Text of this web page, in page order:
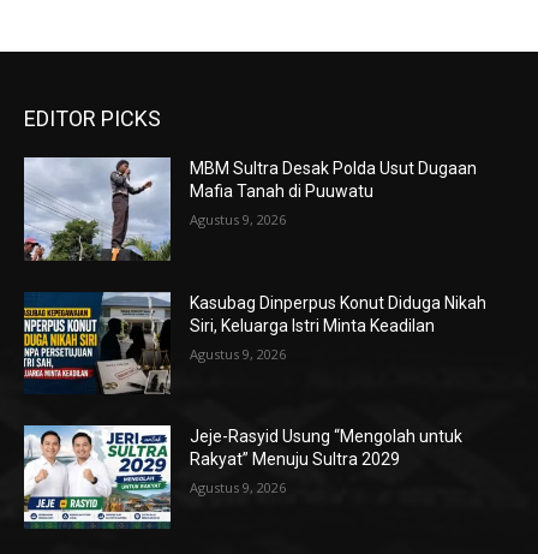
EDITOR PICKS
MBM Sultra Desak Polda Usut Dugaan
Mafia Tanah di Puuwatu
Agustus 9, 2026
Kasubag Dinperpus Konut Diduga Nikah
Siri, Keluarga Istri Minta Keadilan
Agustus 9, 2026
Jeje-Rasyid Usung “Mengolah untuk
Rakyat” Menuju Sultra 2029
Agustus 9, 2026